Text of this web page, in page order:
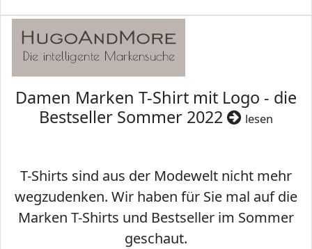
Damen Marken T-Shirt mit Logo - die
Bestseller Sommer 2022
lesen
T-Shirts sind aus der Modewelt nicht mehr
wegzudenken. Wir haben für Sie mal auf die
Marken T-Shirts und Bestseller im Sommer
geschaut.